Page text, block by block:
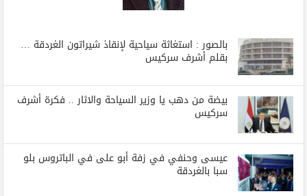
بالصور : استغاثة سياحية لإنقاذ شيراتون الغردقة …
بقلم أشرف سركيس
بيضة من دهب يا وزير السياحة والاثار .. فكرة أشرف
سركيس
عيسى وحنفي في زفة أبو على في الباتروس بلو
سبا بالغردقة